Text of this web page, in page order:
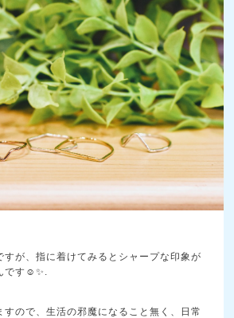
すが、指に着けてみるとシャープな印象が
です☺️✨.
すので、生活の邪魔になること無く、日常